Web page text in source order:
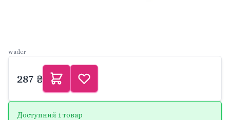
wader
287 ₴
Доступний 1 товар